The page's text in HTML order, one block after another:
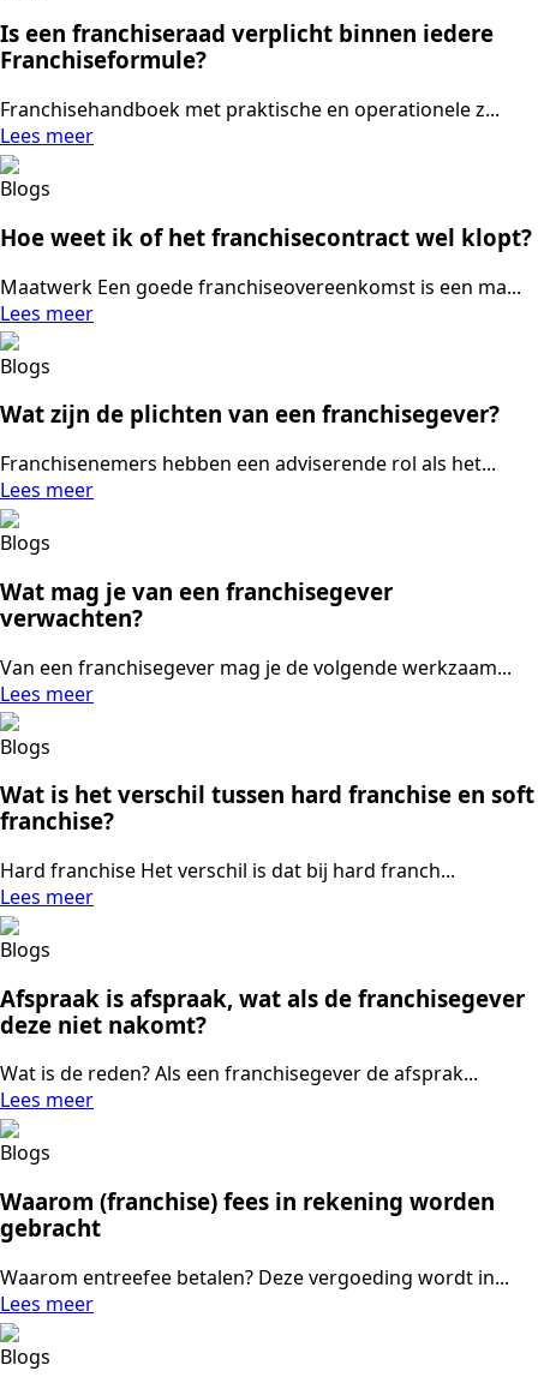
Is een franchiseraad verplicht binnen iedere
Franchiseformule?
Franchisehandboek met praktische en operationele z...
Lees meer
Blogs
Hoe weet ik of het franchisecontract wel klopt?
Maatwerk Een goede franchiseovereenkomst is een ma...
Lees meer
Blogs
Wat zijn de plichten van een franchisegever?
Franchisenemers hebben een adviserende rol als het...
Lees meer
Blogs
Wat mag je van een franchisegever
verwachten?
Van een franchisegever mag je de volgende werkzaam...
Lees meer
Blogs
Wat is het verschil tussen hard franchise en soft
franchise?
Hard franchise Het verschil is dat bij hard franch...
Lees meer
Blogs
Afspraak is afspraak, wat als de franchisegever
deze niet nakomt?
Wat is de reden? Als een franchisegever de afsprak...
Lees meer
Blogs
Waarom (franchise) fees in rekening worden
gebracht
Waarom entreefee betalen? Deze vergoeding wordt in...
Lees meer
Blogs